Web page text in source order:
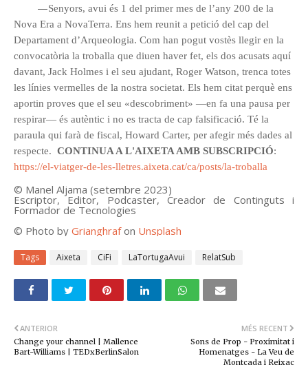
—Senyors, avui és 1 del primer mes de l’any 200 de la
Nova Era a NovaTerra. Ens hem reunit a petició del cap del
Departament d’Arqueologia. Com han pogut vostès llegir en la
convocatòria la troballa que diuen haver fet, els dos acusats aquí
davant, Jack Holmes i el seu ajudant, Roger Watson, trenca totes
les línies vermelles de la nostra societat. Els hem citat perquè ens
aportin proves que el seu «descobriment» —en fa una pausa per
respirar— és autèntic i no es tracta de cap falsificació. Té la
paraula qui farà de fiscal, Howard Carter, per afegir més dades al
respecte. CONTINUA A L'AIXETA AMB SUBSCRIPCIÓ:
https://el-viatger-de-les-lletres.aixeta.cat/ca/posts/la-troballa
© Manel Aljama (setembre 2023)
Escriptor, Editor, Podcaster, Creador de Continguts i
Formador de Tecnologies
© Photo by Grianghrafon Unsplash
Tags Aixeta CiFi LaTortugaAvui RelatSub
MÉS RECENT
Sons de Prop - Proximitat i
Homenatges - La Veu de
Montcada i Reixac
ANTERIOR
Change your channel | Mallence
Bart-Williams | TEDxBerlinSalon